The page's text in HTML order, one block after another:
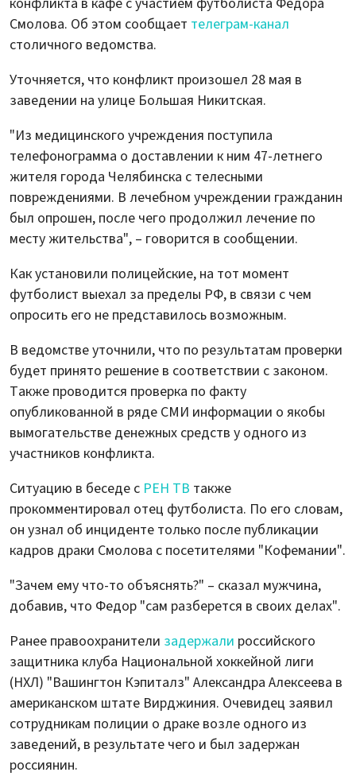
Смолова. Об этом сообщает телеграм-канал
столичного ведомства.
Уточняется, что конфликт произошел 28 мая в
заведении на улице Большая Никитская.
"Из медицинского учреждения поступила
телефонограмма о доставлении к ним 47-летнего
жителя города Челябинска с телесными
повреждениями. В лечебном учреждении гражданин
был опрошен, после чего продолжил лечение по
месту жительства", – говорится в сообщении.
Как установили полицейские, на тот момент
футболист выехал за пределы РФ, в связи с чем
опросить его не представилось возможным.
В ведомстве уточнили, что по результатам проверки
будет принято решение в соответствии с законом.
Также проводится проверка по факту
опубликованной в ряде СМИ информации о якобы
вымогательстве денежных средств у одного из
участников конфликта.
Ситуацию в беседе с РЕН ТВ также
прокомментировал отец футболиста. По его словам,
он узнал об инциденте только после публикации
кадров драки Смолова с посетителями "Кофемании".
"Зачем ему что-то объяснять?" – сказал мужчина,
добавив, что Федор "сам разберется в своих делах".
Ранее правоохранители задержали российского
защитника клуба Национальной хоккейной лиги
(НХЛ) "Вашингтон Кэпиталз" Александра Алексеева в
американском штате Вирджиния. Очевидец заявил
сотрудникам полиции о драке возле одного из
заведений, в результате чего и был задержан
россиянин.